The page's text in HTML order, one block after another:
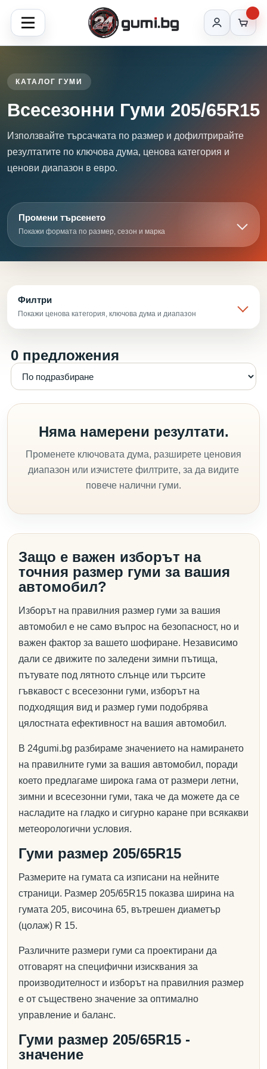
КАТАЛОГ ГУМИ
Всесезонни Гуми 205/65R15
Използвайте търсачката по размер и дофилтрирайте
резултатите по ключова дума, ценова категория и
ценови диапазон в евро.
Промени търсенето
Покажи формата по размер, сезон и марка
Филтри
Покажи ценова категория, ключова дума и диапазон
0 предложения
Няма намерени резултати.
Променете ключовата дума, разширете ценовия
диапазон или изчистете филтрите, за да видите
повече налични гуми.
Защо е важен изборът на
точния размер гуми за вашия
автомобил?
Изборът на правилния размер гуми за вашия
автомобил е не само въпрос на безопасност, но и
важен фактор за вашето шофиране. Независимо
дали се движите по заледени зимни пътища,
пътувате под лятното слънце или търсите
гъвкавост с всесезонни гуми, изборът на
подходящия вид и размер гуми подобрява
цялостната ефективност на вашия автомобил.
В 24gumi.bg разбираме значението на намирането
на правилните гуми за вашия автомобил, поради
което предлагаме широка гама от размери летни,
зимни и всесезонни гуми, така че да можете да се
насладите на гладко и сигурно каране при всякакви
метеорологични условия.
Гуми размер 205/65R15
Размерите на гумата са изписани на нейните
страници. Размер 205/65R15 показва ширина на
гумата 205, височина 65, вътрешен диаметър
(цолаж) R 15.
Различните размери гуми са проектирани да
отговарят на специфични изисквания за
производителност и изборът на правилния размер
е от съществено значение за оптимално
управление и баланс.
Гуми размер 205/65R15 -
значение